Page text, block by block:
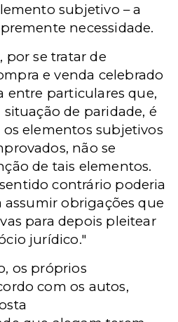
subjetivo – a
necessidade.
por se tratar de
e venda celebrado
entre particulares que,
de paridade, é
elementos subjetivos
não se
de tais elementos.
contrário poderia
obrigações que
para depois pleitear
jurídico."
os próprios
com os autos,